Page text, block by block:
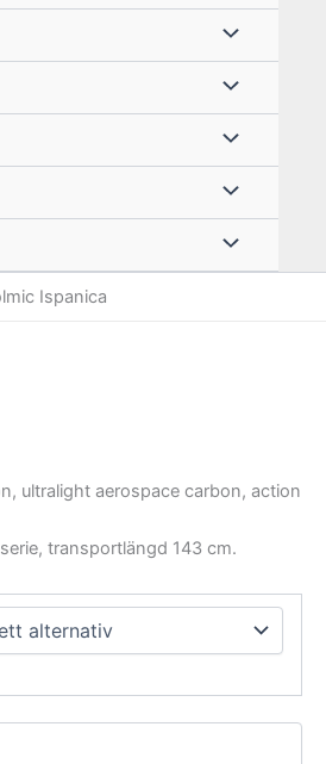
Ispanica
ultralight aerospace carbon, action
transportlängd 143 cm.